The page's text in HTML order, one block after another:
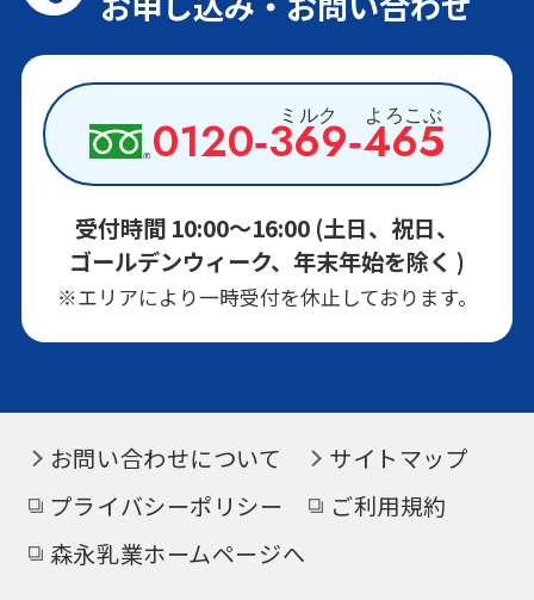
森永トリプル 緑茶
森永 絹とうふ
森永 絹とうふしっかり
0120‑369‑465
受付時間 10:00～16:00 (土日、祝日、
ゴールデンウィーク、年末年始を除く )
※エリアにより一時受付を休止しております。
お問い合わせについて
サイトマップ
プライバシーポリシー
ご利用規約
森永乳業ホームページへ